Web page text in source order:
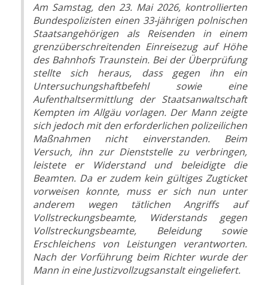
Am Samstag, den 23. Mai 2026, kontrollierten
Bundespolizisten einen 33-jährigen polnischen
Staatsangehörigen als Reisenden in einem
grenzüberschreitenden Einreisezug auf Höhe
des Bahnhofs Traunstein. Bei der Überprüfung
stellte sich heraus, dass gegen ihn ein
Untersuchungshaftbefehl sowie eine
Aufenthaltsermittlung der Staatsanwaltschaft
Kempten im Allgäu vorlagen. Der Mann zeigte
sich jedoch mit den erforderlichen polizeilichen
Maßnahmen nicht einverstanden. Beim
Versuch, ihn zur Dienststelle zu verbringen,
leistete er Widerstand und beleidigte die
Beamten. Da er zudem kein gültiges Zugticket
vorweisen konnte, muss er sich nun unter
anderem wegen tätlichen Angriffs auf
Vollstreckungsbeamte, Widerstands gegen
Vollstreckungsbeamte, Beleidung sowie
Erschleichens von Leistungen verantworten.
Nach der Vorführung beim Richter wurde der
Mann in eine Justizvollzugsanstalt eingeliefert.